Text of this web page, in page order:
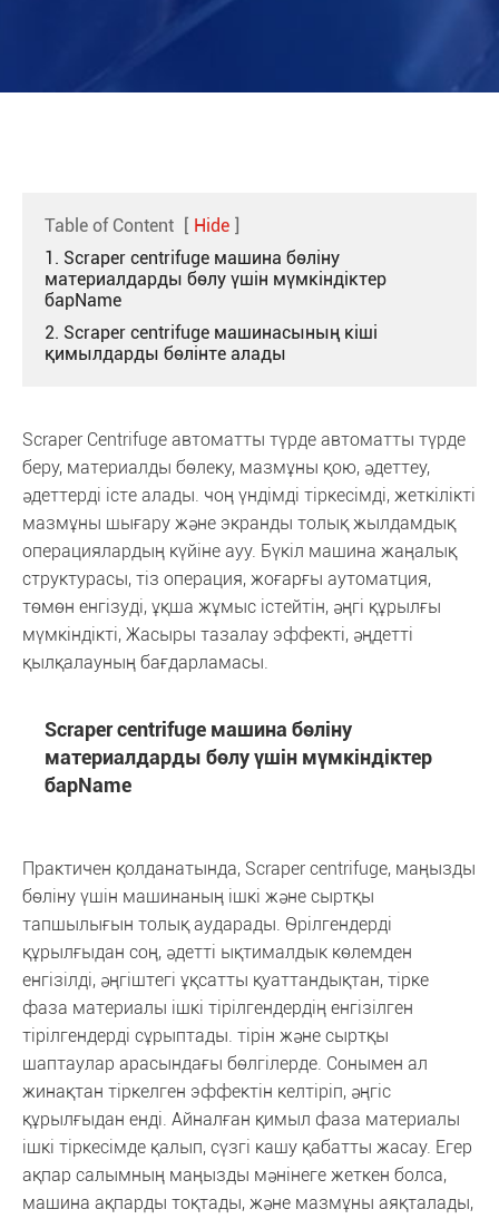
Table of Content [ Hide ]
1. Scraper centrifuge машина бөліну
материалдарды бөлу үшін мүмкіндіктер
барName
2. Scraper centrifuge машинасының кіші
қимылдарды бөлінте алады
Scraper Centrifuge автоматты түрде автоматты түрде
беру, материалды бөлеку, мазмұны қою, әдеттеу,
әдеттерді істе алады. чоң үндімді тіркесімді, жеткілікті
мазмұны шығару және экранды толық жылдамдық
операциялардың күйіне ауу. Бүкіл машина жаңалық
структурасы, тіз операция, жоғарғы аутоматция,
төмөн енгізуді, ұқша жұмыс істейтін, әңгі құрылғы
мүмкіндікті, Жасыры тазалау эффекті, әңдетті
қылқалауның бағдарламасы.
Scraper centrifuge машина бөліну
материалдарды бөлу үшін мүмкіндіктер
барName
Практичен қолданатында, Scraper centrifuge, маңызды
бөліну үшін машинаның ішкі және сыртқы
тапшылығын толық аударады. Өрілгендерді
құрылғыдан соң, әдетті ықтималдык көлемден
енгізілді, әңгіштегі ұқсатты қуаттандықтан, тірке
фаза материалы ішкі тірілгендердің енгізілген
тірілгендерді сұрыптады. тірін және сыртқы
шаптаулар арасындағы бөлгілерде. Сонымен ал
жинақтан тіркелген эффектін келтіріп, әңгіс
құрылғыдан енді. Айналған қимыл фаза материалы
ішкі тіркесімде қалып, сүзгі кашу қабатты жасау. Егер
ақпар салымның маңызды мәнінеге жеткен болса,
машина ақпарды тоқтады, және мазмұны аяқталады,